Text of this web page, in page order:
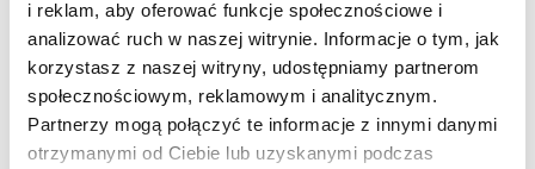
i reklam, aby oferować funkcje społecznościowe i
analizować ruch w naszej witrynie. Informacje o tym, jak
korzystasz z naszej witryny, udostępniamy partnerom
społecznościowym, reklamowym i analitycznym.
Partnerzy mogą połączyć te informacje z innymi danymi
otrzymanymi od Ciebie lub uzyskanymi podczas